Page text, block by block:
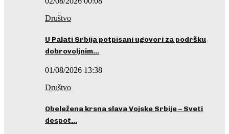
Društvo
U Palati Srbija potpisani ugovori za podršku
dobrovoljnim…
01/08/2026 13:38
Društvo
Obeležena krsna slava Vojske Srbije – Sveti
despot…